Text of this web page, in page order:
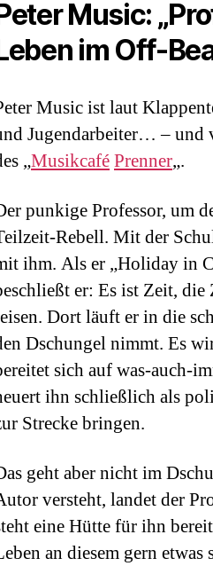
Music:
im Off-
Music ist laut
Jugendarbeiter… – und
„MusikcaféPrenner„.
punkige Professor, um
Rebell. Mit der
ihm. Als er „Holiday in
er: Es ist Zeit, die
Dort läuft er in die
Dschungel nimmt. Es
sich auf was-auch-
ihn schließlich als
Strecke bringen.
geht aber nicht im
versteht, landet der
eine Hütte für ihn
an diesem gern